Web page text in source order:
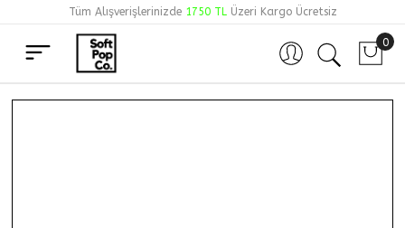
Tüm Alışverişlerinizde 1750 TLÜzeri Kargo Ücretsiz
Hesabım 0